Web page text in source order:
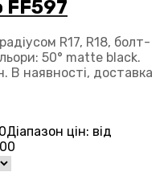
FF597
R17, R18, болт-
50° matte black.
В наявності, доставка
Діапазон цін: від